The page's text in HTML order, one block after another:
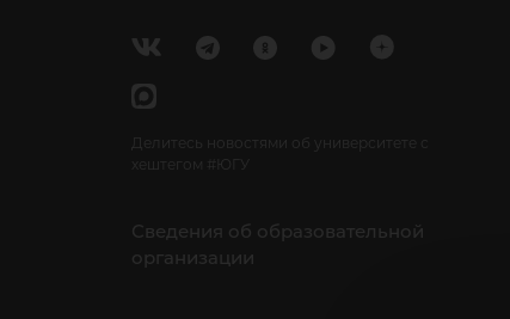
Делитесь новостями об университете с
хештегом #ЮГУ
Сведения об образовательной
организации